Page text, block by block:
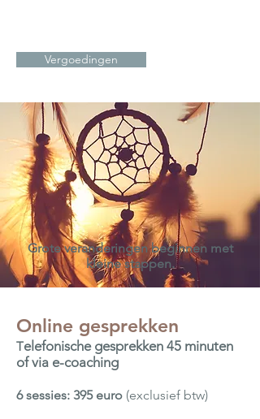
Vergoedingen
Grote veranderingen beginnen met
kleine stappen.
Online gesprekken
Telefonische gesprekken 45 minuten
of via e-coaching
6 sessies: 395 euro (exclusief btw)